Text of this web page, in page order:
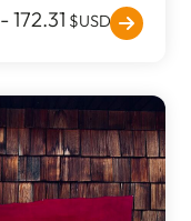
-172.31 $USD